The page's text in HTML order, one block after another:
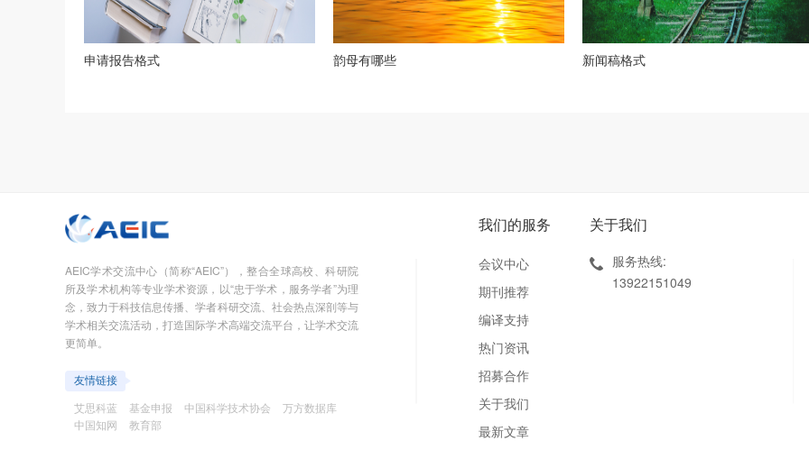
申请报告格式 韵母有哪些 新闻稿格式
AEIC学术交流中心（简称“AEIC”），整合全球高校、科研院
所及学术机构等专业学术资源，以“忠于学术，服务学者”为理
念，致力于科技信息传播、学者科研交流、社会热点深剖等与
学术相关交流活动，打造国际学术高端交流平台，让学术交流
更简单。
友情链接
艾思科蓝
基金申报 中国科学技术协会
万方数据库
中国知网
教育部
我们的服务
会议中心
期刊推荐
编译支持
热门资讯
招募合作
关于我们
最新文章
关于我们
服务热线:
13922151049